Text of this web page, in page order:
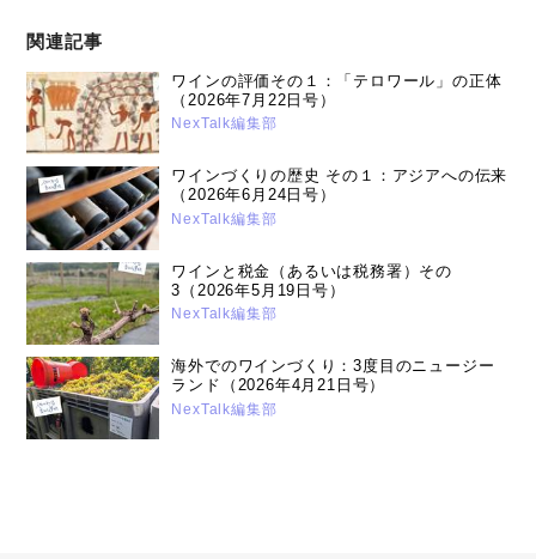
関連記事
ワインの評価その１：「テロワール」の正体
（2026年7月22日号）
NexTalk編集部
ワインづくりの歴史 その１：アジアへの伝来
（2026年6月24日号）
NexTalk編集部
ワインと税金（あるいは税務署）その
3（2026年5月19日号）
NexTalk編集部
海外でのワインづくり：3度目のニュージー
ランド（2026年4月21日号）
NexTalk編集部